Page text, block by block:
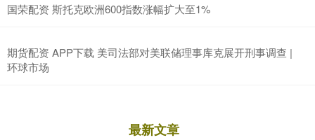
国荣配资 斯托克欧洲600指数涨幅扩大至1%
期货配资 APP下载 美司法部对美联储理事库克展开刑事调查 |
环球市场
最新文章